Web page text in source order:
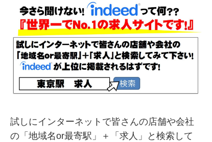
試しにインターネットで皆さんの店舗や会社
の「地域名or最寄駅」＋「求人」と検索して